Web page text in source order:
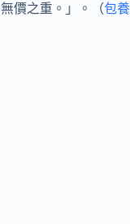
價之重。」。（包養